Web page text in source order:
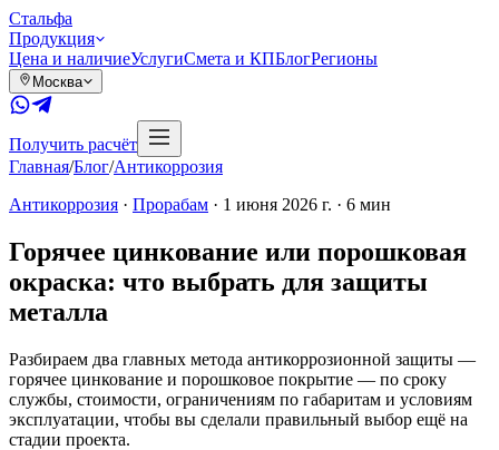
Стальфа
Продукция
Цена и наличиеУслугиСмета и КПБлогРегионы
Москва
Получить расчёт
Главная/Блог/Антикоррозия
Антикоррозия · Прорабам · 1 июня 2026 г. · 6 мин
Горячее цинкование или порошковая
окраска: что выбрать для защиты
металла
Разбираем два главных метода антикоррозионной защиты —
горячее цинкование и порошковое покрытие — по сроку
службы, стоимости, ограничениям по габаритам и условиям
эксплуатации, чтобы вы сделали правильный выбор ещё на
стадии проекта.